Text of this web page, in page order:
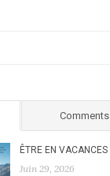
Comments
ÊTRE EN VACANCES
Juin 29, 2026